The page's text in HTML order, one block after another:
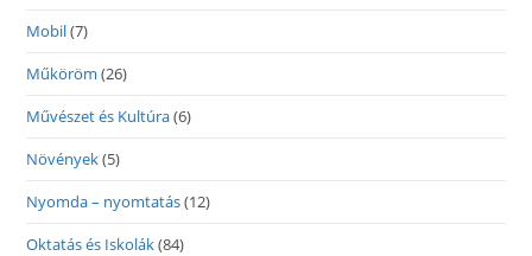
Mobil(7)
Műköröm (26)
Művészet és Kultúra(6)
Növények(5)
Nyomda – nyomtatás(12)
Oktatás és Iskolák(84)